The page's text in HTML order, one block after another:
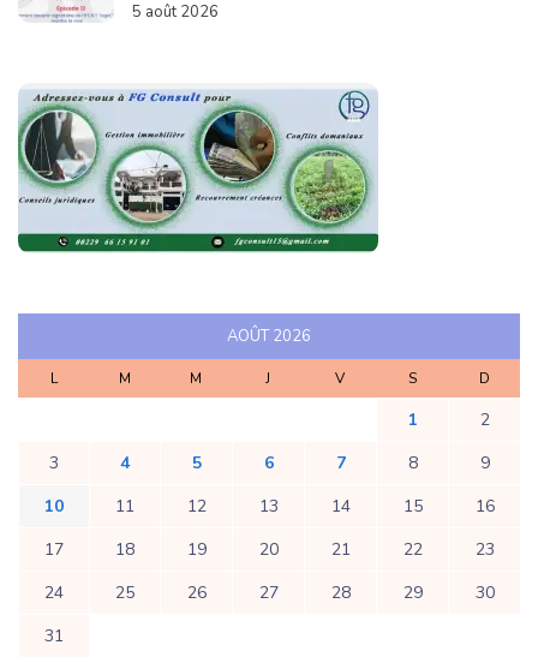
5 août 2026
AOÛT 2026
L M M J V S D
1
2
3
4 5 6 7 8
9
10
11 12 13 14 15
16
17
18 19 20 21 22
23
24
25 26 27 28 29
30
31